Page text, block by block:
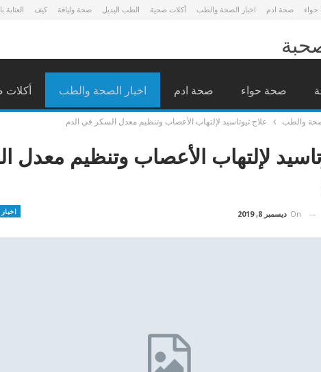
صحة ادم اخبار الصحة والطب أكلات صحية الطب البديل صحة ولياقة كيف العناية
صحة حواء صحة ادم اخبار الصحة والطب أكلات
والطب علاج ثيوتاسيد لإلتهاب الأعصاب وتنظيم معدل السكر في الدم
لإلتهاب الأعصاب وتنظيم معدل
On ديسمبر 8, 2019